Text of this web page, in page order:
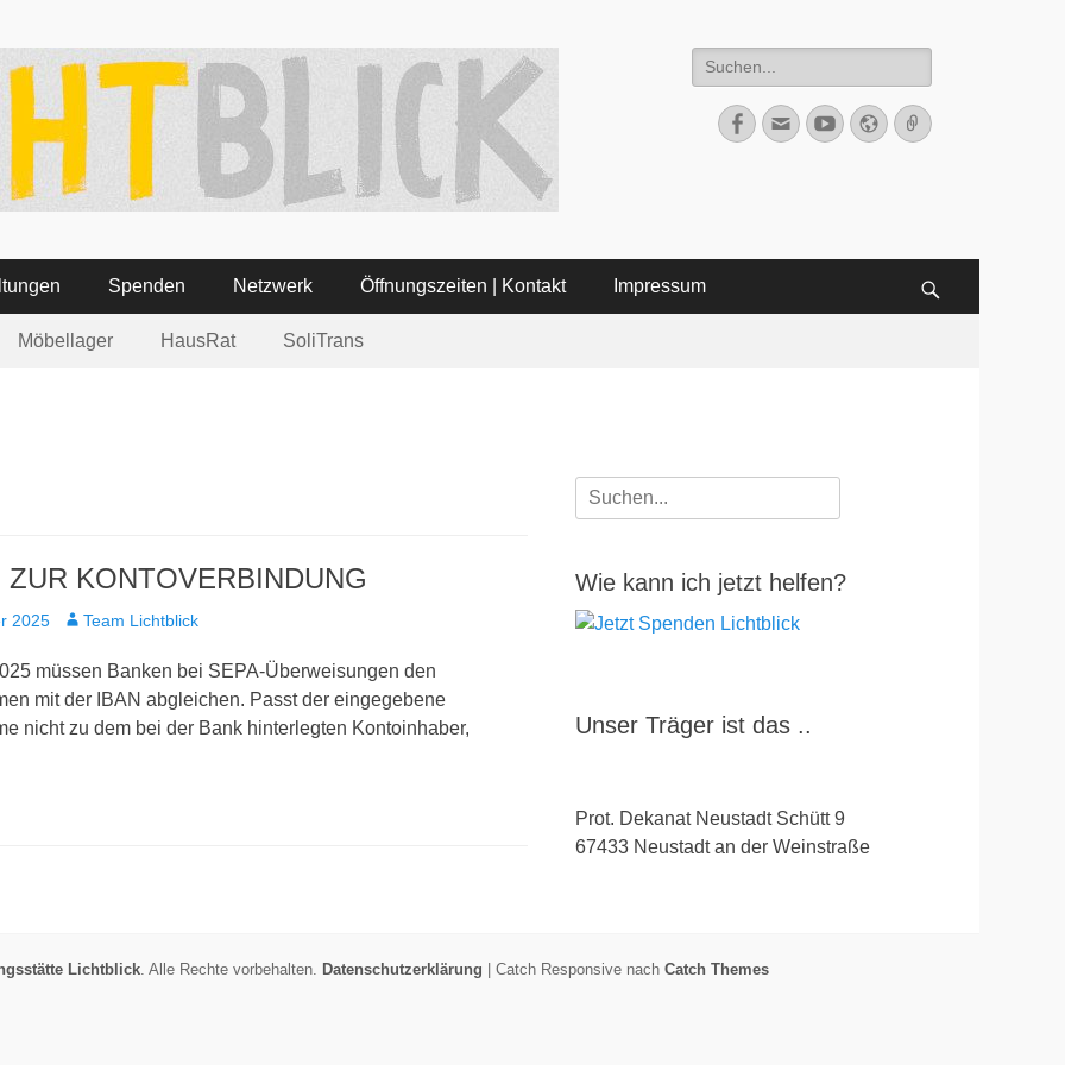
Lichtblick
– Tel: 06321-355340
Suche
nach:
Facebook
E-
Mail
YouTube
WebsiteVerknüpfung
Spenden Netzwerk Öffnungszeiten | Kontakt Impressum
Möbellager HausRat SoliTrans
ZUR KONTOVERBINDUNG
2025 AutorTeam Lichtblick
müssen Banken bei SEPA-Überweisungen den
mit der IBAN abgleichen. Passt der eingegebene
nicht zu dem bei der Bank hinterlegten Kontoinhaber,
Suche
nach:
Wie kann ich jetzt helfen?
Unser Träger ist das ..
Prot. Dekanat Neustadt Schütt 9
67433 Neustadt an der Weinstraße
Lichtblick. Alle Rechte vorbehalten. Datenschutzerklärung | Catch Responsive nach Catch Themes